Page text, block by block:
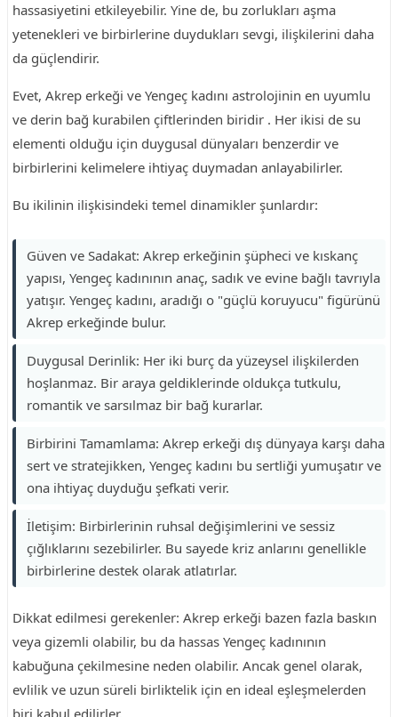
hassasiyetini etkileyebilir. Yine de, bu zorlukları aşma
yetenekleri ve birbirlerine duydukları sevgi, ilişkilerini daha
da güçlendirir.
Evet, Akrep erkeği ve Yengeç kadını astrolojinin en uyumlu
ve derin bağ kurabilen çiftlerinden biridir . Her ikisi de su
elementi olduğu için duygusal dünyaları benzerdir ve
birbirlerini kelimelere ihtiyaç duymadan anlayabilirler.
Bu ikilinin ilişkisindeki temel dinamikler şunlardır:
Güven ve Sadakat: Akrep erkeğinin şüpheci ve kıskanç
yapısı, Yengeç kadınının anaç, sadık ve evine bağlı tavrıyla
yatışır. Yengeç kadını, aradığı o "güçlü koruyucu" figürünü
Akrep erkeğinde bulur.
Duygusal Derinlik: Her iki burç da yüzeysel ilişkilerden
hoşlanmaz. Bir araya geldiklerinde oldukça tutkulu,
romantik ve sarsılmaz bir bağ kurarlar.
Birbirini Tamamlama: Akrep erkeği dış dünyaya karşı daha
sert ve stratejikken, Yengeç kadını bu sertliği yumuşatır ve
ona ihtiyaç duyduğu şefkati verir.
İletişim: Birbirlerinin ruhsal değişimlerini ve sessiz
çığlıklarını sezebilirler. Bu sayede kriz anlarını genellikle
birbirlerine destek olarak atlatırlar.
Dikkat edilmesi gerekenler: Akrep erkeği bazen fazla baskın
veya gizemli olabilir, bu da hassas Yengeç kadınının
kabuğuna çekilmesine neden olabilir. Ancak genel olarak,
evlilik ve uzun süreli birliktelik için en ideal eşleşmelerden
biri kabul edilirler.